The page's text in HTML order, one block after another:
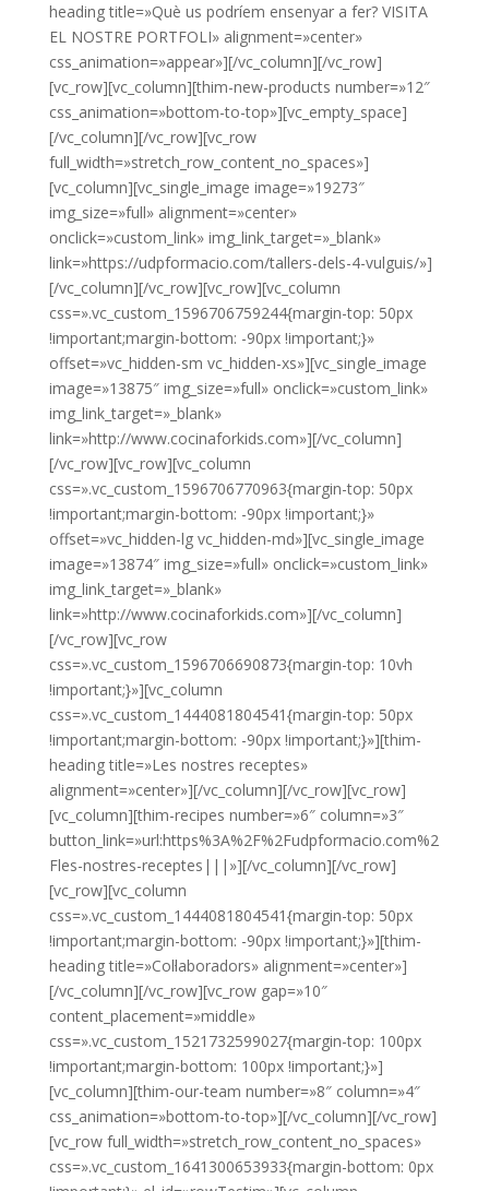
heading title=»Què us podríem ensenyar a fer? VISITA
EL NOSTRE PORTFOLI» alignment=»center»
css_animation=»appear»][/vc_column][/vc_row]
[vc_row][vc_column][thim-new-products number=»12″
css_animation=»bottom-to-top»][vc_empty_space]
[/vc_column][/vc_row][vc_row
full_width=»stretch_row_content_no_spaces»]
[vc_column][vc_single_image image=»19273″
img_size=»full» alignment=»center»
onclick=»custom_link» img_link_target=»_blank»
link=»https://udpformacio.com/tallers-dels-4-vulguis/»]
[/vc_column][/vc_row][vc_row][vc_column
css=».vc_custom_1596706759244{margin-top: 50px
!important;margin-bottom: -90px !important;}»
offset=»vc_hidden-sm vc_hidden-xs»][vc_single_image
image=»13875″ img_size=»full» onclick=»custom_link»
img_link_target=»_blank»
link=»http://www.cocinaforkids.com»][/vc_column]
[/vc_row][vc_row][vc_column
css=».vc_custom_1596706770963{margin-top: 50px
!important;margin-bottom: -90px !important;}»
offset=»vc_hidden-lg vc_hidden-md»][vc_single_image
image=»13874″ img_size=»full» onclick=»custom_link»
img_link_target=»_blank»
link=»http://www.cocinaforkids.com»][/vc_column]
[/vc_row][vc_row
css=».vc_custom_1596706690873{margin-top: 10vh
!important;}»][vc_column
css=».vc_custom_1444081804541{margin-top: 50px
!important;margin-bottom: -90px !important;}»][thim-
heading title=»Les nostres receptes»
alignment=»center»][/vc_column][/vc_row][vc_row]
[vc_column][thim-recipes number=»6″ column=»3″
button_link=»url:https%3A%2F%2Fudpformacio.com%2
Fles-nostres-receptes|||»][/vc_column][/vc_row]
[vc_row][vc_column
css=».vc_custom_1444081804541{margin-top: 50px
!important;margin-bottom: -90px !important;}»][thim-
heading title=»Col·laboradors» alignment=»center»]
[/vc_column][/vc_row][vc_row gap=»10″
content_placement=»middle»
css=».vc_custom_1521732599027{margin-top: 100px
!important;margin-bottom: 100px !important;}»]
[vc_column][thim-our-team number=»8″ column=»4″
css_animation=»bottom-to-top»][/vc_column][/vc_row]
[vc_row full_width=»stretch_row_content_no_spaces»
css=».vc_custom_1641300653933{margin-bottom: 0px